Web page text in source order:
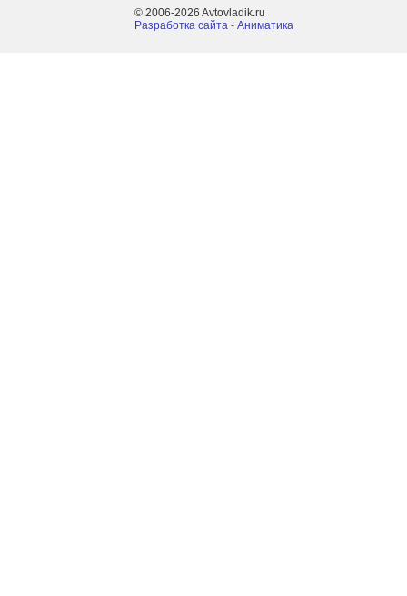
© 2006-2026 Avtovladik.ru
Разработка сайта - Aниматика